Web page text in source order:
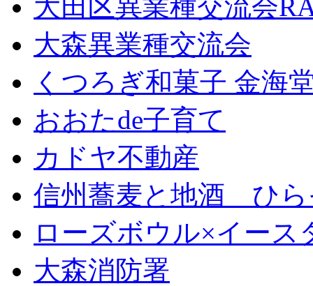
大田区異業種交流会
大森異業種交流会
くつろぎ和菓子 金海
おおたde子育て
カドヤ不動産
信州蕎麦と地酒 ひら
ローズボウル×イース
大森消防署